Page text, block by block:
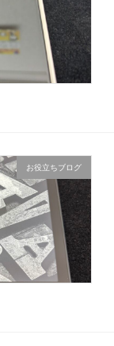
お役立ちブログ